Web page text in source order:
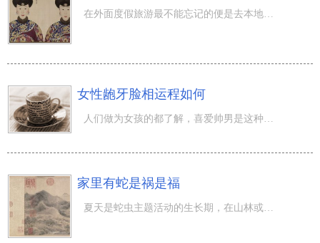
女性龅牙脸相运程如何
家里有蛇是祸是福
夏天是蛇虫主题活动的生长期，在山林或是草地上常常能见到蛇的影子，有时蛇乃至会跑进房间内。那麼，在 风